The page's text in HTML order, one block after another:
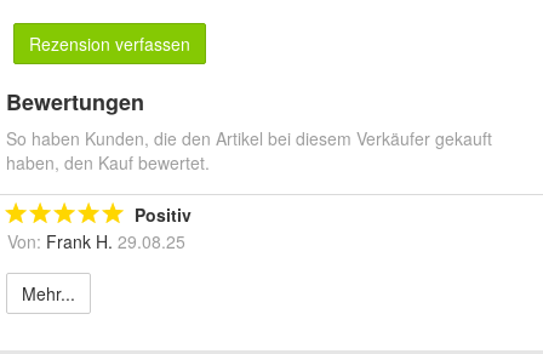
Rezension verfassen
Bewertungen
So haben Kunden, die den Artikel bei diesem Verkäufer gekauft
haben, den Kauf bewertet.
Positiv
Von: Frank H. 29.08.25
Mehr...